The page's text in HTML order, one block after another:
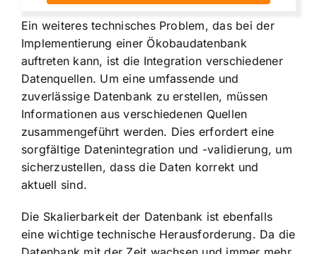
Ein weiteres technisches Problem, das bei der
Implementierung einer Ökobaudatenbank
auftreten kann, ist die Integration verschiedener
Datenquellen. Um eine umfassende und
zuverlässige Datenbank zu erstellen, müssen
Informationen aus verschiedenen Quellen
zusammengeführt werden. Dies erfordert eine
sorgfältige Datenintegration und -validierung, um
sicherzustellen, dass die Daten korrekt und
aktuell sind.
Die Skalierbarkeit der Datenbank ist ebenfalls
eine wichtige technische Herausforderung. Da die